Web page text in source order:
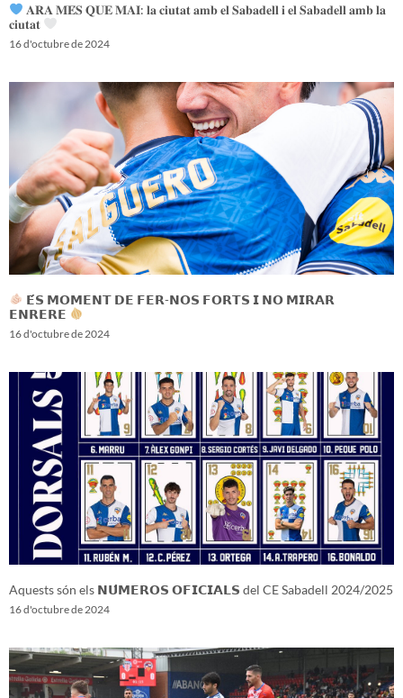
𝐀𝐑𝐀 𝐌𝐄́𝐒 𝐐𝐔𝐄 𝐌𝐀𝐈: 𝐥𝐚 𝐜𝐢𝐮𝐭𝐚𝐭 𝐚𝐦𝐛 𝐞𝐥 𝐒𝐚𝐛𝐚𝐝𝐞𝐥𝐥 𝐢 𝐞𝐥 𝐒𝐚𝐛𝐚𝐝𝐞𝐥𝐥 𝐚𝐦𝐛 𝐥𝐚
𝐜𝐢𝐮𝐭𝐚𝐭
16 d'octubre de 2024
𝗘́𝗦 𝗠𝗢𝗠𝗘𝗡𝗧 𝗗𝗘 𝗙𝗘𝗥-𝗡𝗢𝗦 𝗙𝗢𝗥𝗧𝗦 𝗜 𝗡𝗢 𝗠𝗜𝗥𝗔𝗥
𝗘𝗡𝗥𝗘𝗥𝗘
16 d'octubre de 2024
Aquests són els 𝗡𝗨́𝗠𝗘𝗥𝗢𝗦 𝗢𝗙𝗜𝗖𝗜𝗔𝗟𝗦 del CE Sabadell 2024/2025
16 d'octubre de 2024